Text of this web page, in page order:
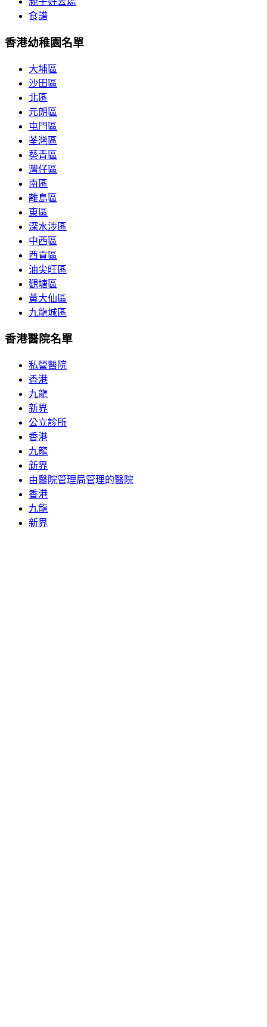
食譜
香港幼稚園名單
大埔區
沙田區
北區
元朗區
屯門區
荃灣區
葵青區
灣仔區
南區
離島區
東區
深水涉區
中西區
西貢區
油尖旺區
觀塘區
黃大仙區
九龍城區
香港醫院名單
私營醫院
香港
九龍
新界
公立診所
香港
九龍
新界
由醫院管理局管理的醫院
香港
九龍
新界